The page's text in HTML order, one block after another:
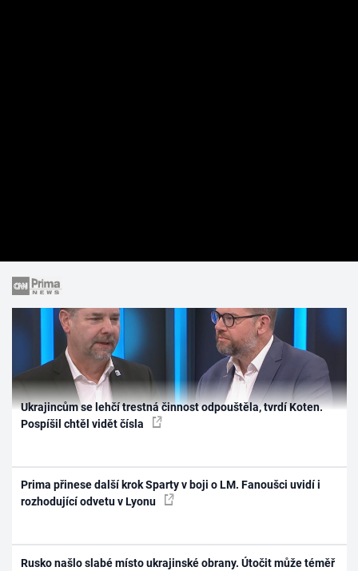
Ukrajincům se lehčí trestná činnost odpouštěla, tvrdí Koten.
Pospíšil chtěl vidět čísla
Prima přinese další krok Sparty v boji o LM. Fanoušci uvidí i
rozhodující odvetu v Lyonu
Rusko našlo slabé místo ukrajinské obrany. Útočit může téměř